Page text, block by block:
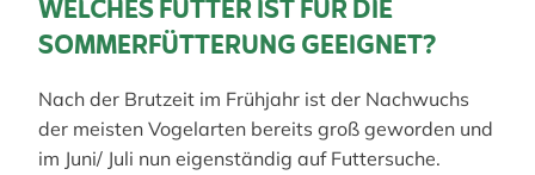
WELCHES FUTTER IST FÜR DIE
SOMMERFÜTTERUNG GEEIGNET?
Nach der Brutzeit im Frühjahr ist der Nachwuchs
der meisten Vogelarten bereits groß geworden und
im Juni/ Juli nun eigenständig auf Futtersuche.